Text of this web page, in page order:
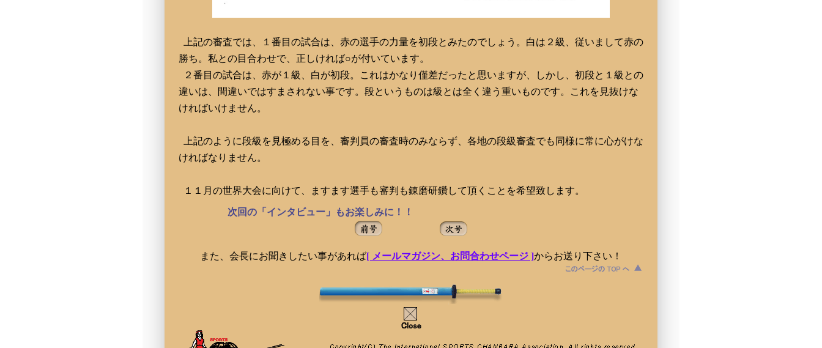
上記の審査では、１番目の試合は、赤の選手の力量を初段とみたのでしょう。白は２級、従いまして赤の
勝ち。私との目合わせで、正しければ○が付いています。
２番目の試合は、赤が１級、白が初段。これはかなり僅差だったと思いますが、しかし、初段と１級との
違いは、間違いではすまされない事です。段というものは級とは全く違う重いものです。これを見抜けな
ければいけません。
上記のように段級を見極める目を、審判員の審査時のみならず、各地の段級審査でも同様に常に心がけな
ければなりません。
１１月の世界大会に向けて、ますます選手も審判も錬磨研鑽して頂くことを希望致します。
次回の「インタビュー」もお楽しみに！！
また、会長にお聞きしたい事があれば[ メールマガジン、お問合わせページ ]からお送り下さい！